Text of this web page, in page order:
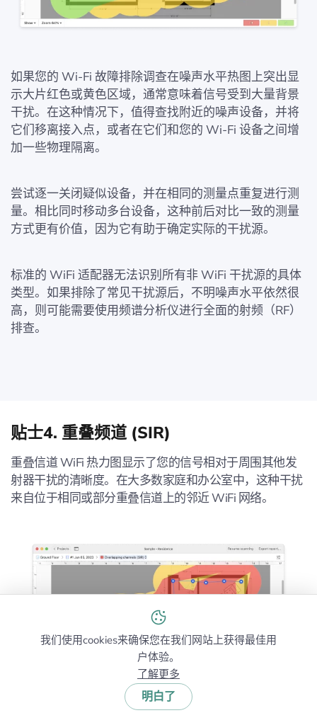
如果您的 Wi-Fi 故障排除调查在噪声水平热图上突出显
示大片红色或黄色区域，通常意味着信号受到大量背景
干扰。在这种情况下，值得查找附近的噪声设备，并将
它们移离接入点，或者在它们和您的 Wi-Fi 设备之间增
加一些物理隔离。
尝试逐一关闭疑似设备，并在相同的测量点重复进行测
量。相比同时移动多台设备，这种前后对比一致的测量
方式更有价值，因为它有助于确定实际的干扰源。
标准的 WiFi 适配器无法识别所有非 WiFi 干扰源的具体
类型。如果排除了常见干扰源后，不明噪声水平依然很
高，则可能需要使用频谱分析仪进行全面的射频（RF）
排查。
贴士4. 重叠频道 (SIR)
重叠信道 WiFi 热力图显示了您的信号相对于周围其他发
射器干扰的清晰度。在大多数家庭和办公室中，这种干扰
来自位于相同或部分重叠信道上的邻近 WiFi 网络。
我们使用cookies来确保您在我们网站上获得最佳用
户体验。
了解更多
明白了